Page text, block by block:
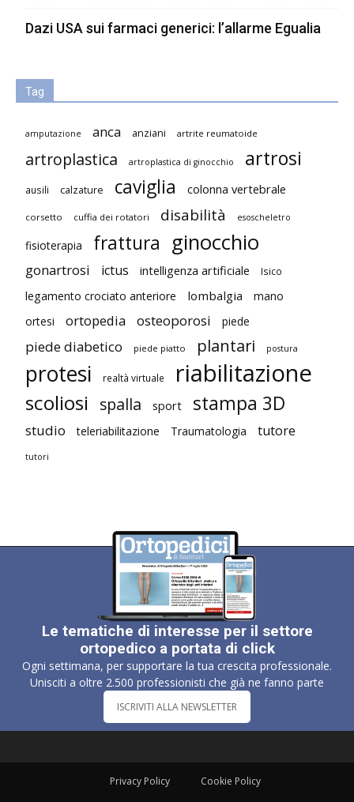
Dazi USA sui farmaci generici: l’allarme Egualia
Tag
amputazione anca anziani artrite reumatoide
artroplastica artroplastica di ginocchio artrosi
ausili calzature caviglia colonna vertebrale
corsetto cuffia dei rotatori disabilità esoscheletro
fisioterapia frattura ginocchio
gonartrosi ictus intelligenza artificiale Isico
legamento crociato anteriore lombalgia
mano
ortesi
ortopedia osteoporosi piede
piede diabetico piede piatto plantari postura
protesi realtà virtuale riabilitazione
scoliosi spalla sport stampa 3D
studio teleriabilitazione Traumatologia tutore
tutori
Le tematiche di interesse per il settore
ortopedico a portata di click
Ogni settimana, per supportare la tua crescita professionale.
Unisciti a oltre 2.500 professionisti che già ne fanno parte
ISCRIVITI ALLA NEWSLETTER
Privacy Policy Cookie Policy